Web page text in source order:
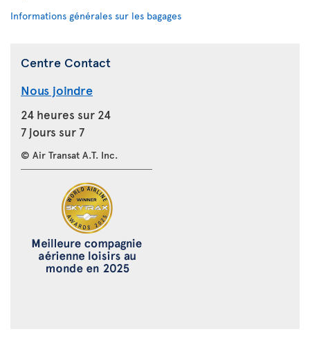
Informations générales sur les bagages
Centre Contact
Nous joindre
24 heures sur 24
7 jours sur 7
© Air Transat A.T. Inc.